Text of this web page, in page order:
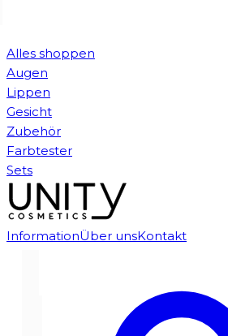
Alles shoppen
Augen
Lippen
Gesicht
Zubehör
Farbtester
Sets
InformationÜber unsKontakt